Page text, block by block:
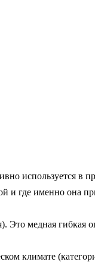
используется в
и где именно она
медная гибкая
климате